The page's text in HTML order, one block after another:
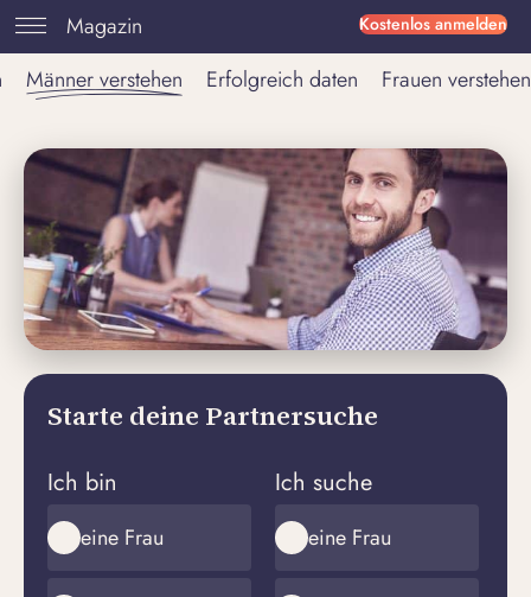
Kostenlos anmelden
Magazin
Männer verstehen Erfolgreich daten Frauen verstehen
Starte deine Partnersuche
Ich bin
eine Frau
Ich suche
eine Frau